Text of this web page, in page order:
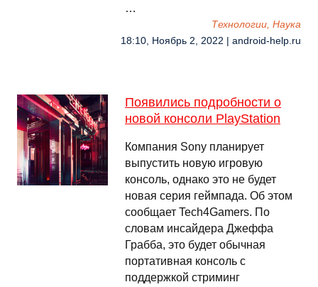
…
Технологии, Наука
18:10, Ноябрь 2, 2022 | android-help.ru
Появились подробности о
новой консоли PlayStation
Компания Sony планирует
выпустить новую игровую
консоль, однако это не будет
новая серия геймпада. Об этом
сообщает Tech4Gamers. По
словам инсайдера Джеффа
Грабба, это будет обычная
портативная консоль с
поддержкой стриминг